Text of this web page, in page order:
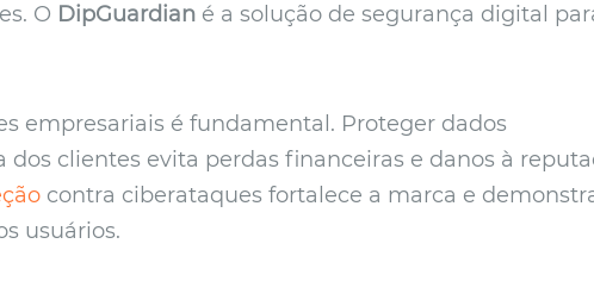
O DipGuardian é a solução de segurança digital
empresariais é fundamental. Proteger dados
clientes evita perdas financeiras e danos à
contra ciberataques fortalece a marca e
usuários.